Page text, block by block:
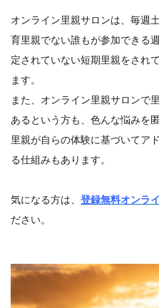
オンライン里親サロンは、毎週
育里親でない誰もが参加できる
定されていない短期里親をされ
ます。
また、オンライン里親サロンで
あるという方も、色んな悩みを
里親が自らの体験に基づいてア
る仕組みもあります。
気になる方は、 登録無料オンラ
ださい。